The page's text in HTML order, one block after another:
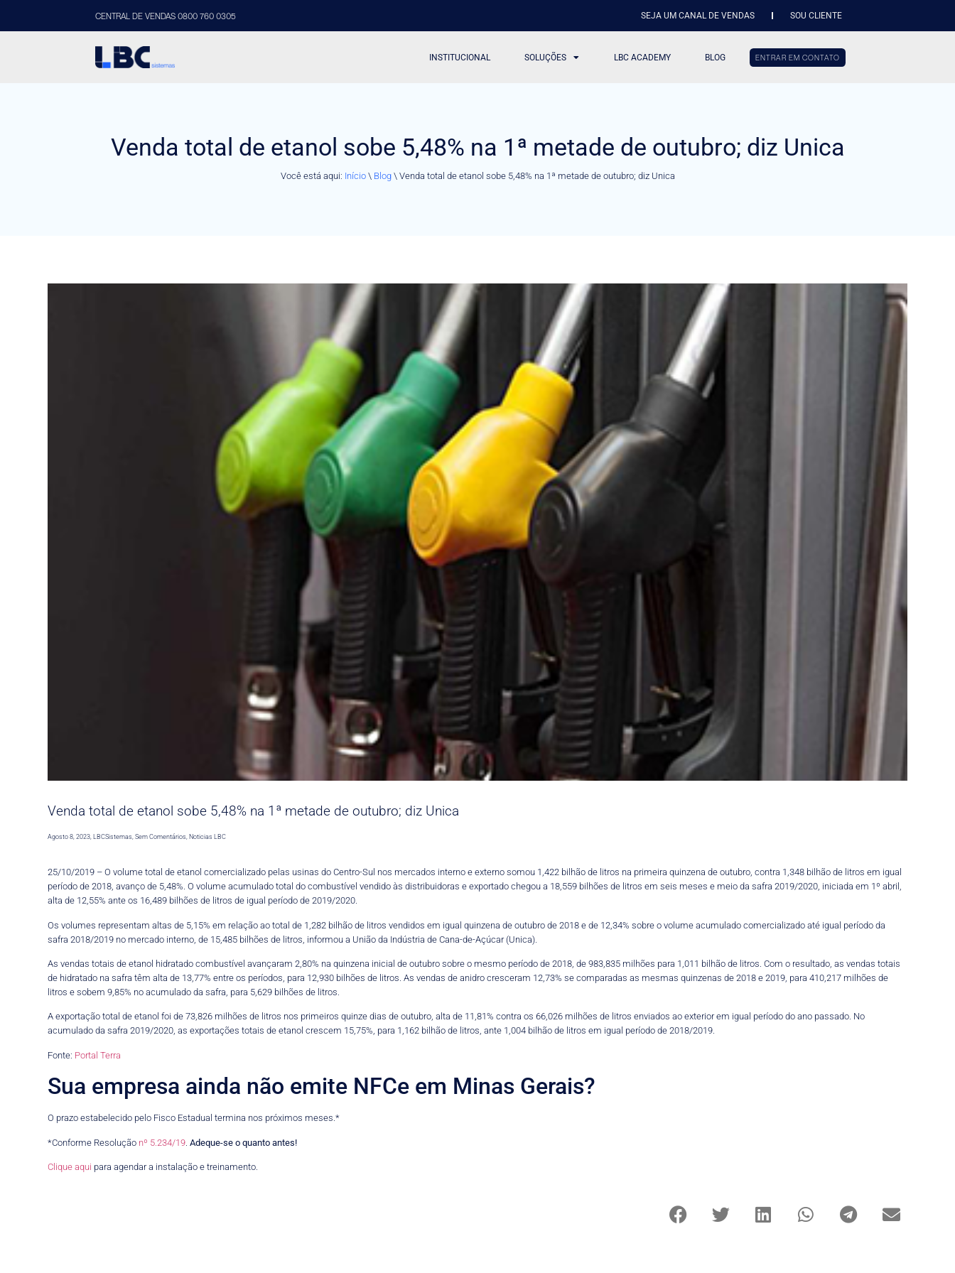
CENTRAL DE VENDAS 0800 760 0305 SEJA UM CANAL DE VENDAS SOU CLIENTE
INSTITUCIONAL SOLUÇÕES LBC ACADEMY BLOG ENTRAR EM CONTATO
Venda total de etanol sobe 5,48% na 1ª metade de outubro; diz Unica
Você está aqui: Início\ Blog\ Venda total de etanol sobe 5,48% na 1ª metade de outubro; diz Unica
Venda total de etanol sobe 5,48% na 1ª metade de outubro; diz Unica
Agosto 8, 2023 ,LBCSistemas Sem Comentários Noticias LBC
25/10/2019 – O volume total de etanol comercializado pelas usinas do Centro-Sul nos mercados interno e externo somou 1,422 bilhão de litros na primeira quinzena de outubro, contra 1,348 bilhão de litros em igual
período de 2018, avanço de 5,48%. O volume acumulado total do combustível vendido às distribuidoras e exportado chegou a 18,559 bilhões de litros em seis meses e meio da safra 2019/2020, iniciada em 1º abril,
alta de 12,55% ante os 16,489 bilhões de litros de igual período de 2019/2020.
Os volumes representam altas de 5,15% em relação ao total de 1,282 bilhão de litros vendidos em igual quinzena de outubro de 2018 e de 12,34% sobre o volume acumulado comercializado até igual período da
safra 2018/2019 no mercado interno, de 15,485 bilhões de litros, informou a União da Indústria de Cana-de-Açúcar (Unica).
As vendas totais de etanol hidratado combustível avançaram 2,80% na quinzena inicial de outubro sobre o mesmo período de 2018, de 983,835 milhões para 1,011 bilhão de litros. Com o resultado, as vendas totais
de hidratado na safra têm alta de 13,77% entre os períodos, para 12,930 bilhões de litros. As vendas de anidro cresceram 12,73% se comparadas as mesmas quinzenas de 2018 e 2019, para 410,217 milhões de
litros e sobem 9,85% no acumulado da safra, para 5,629 bilhões de litros.
A exportação total de etanol foi de 73,826 milhões de litros nos primeiros quinze dias de outubro, alta de 11,81% contra os 66,026 milhões de litros enviados ao exterior em igual período do ano passado. No
acumulado da safra 2019/2020, as exportações totais de etanol crescem 15,75%, para 1,162 bilhão de litros, ante 1,004 bilhão de litros em igual período de 2018/2019.
Fonte: Portal Terra
Sua empresa ainda não emite NFCe em Minas Gerais?
O prazo estabelecido pelo Fisco Estadual termina nos próximos meses.*
*Conforme Resolução nº 5.234/19 .Adeque-se o quanto antes!
Clique aqui para agendar a instalação e treinamento.